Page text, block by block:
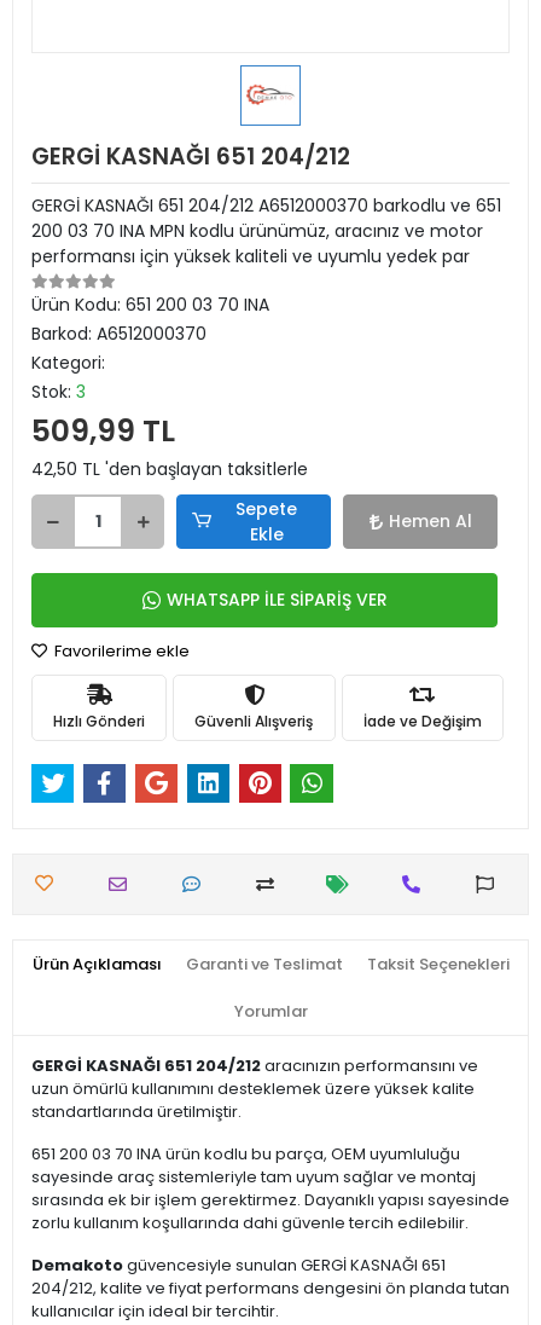
GERGİ KASNAĞI 651 204/212
GERGİ KASNAĞI 651 204/212 A6512000370 barkodlu ve 651
200 03 70 INA MPN kodlu ürünümüz, aracınız ve motor
performansı için yüksek kaliteli ve uyumlu yedek par
Ürün Kodu: 651 200 03 70 INA
Barkod: A6512000370
Kategori:
Stok: 3
509,99 TL
42,50 TL 'den başlayan taksitlerle
Sepete
Ekle
Hemen Al
WHATSAPP İLE SİPARİŞ VER
Favorilerime ekle
Hızlı Gönderi Güvenli Alışveriş İade ve Değişim
Ürün Açıklaması Garanti ve Teslimat Taksit Seçenekleri
Yorumlar
GERGİ KASNAĞI 651 204/212aracınızın performansını ve
uzun ömürlü kullanımını desteklemek üzere yüksek kalite
standartlarında üretilmiştir.
651 200 03 70 INA ürün kodlu bu parça, OEM uyumluluğu
sayesinde araç sistemleriyle tam uyum sağlar ve montaj
sırasında ek bir işlem gerektirmez. Dayanıklı yapısı sayesinde
zorlu kullanım koşullarında dahi güvenle tercih edilebilir.
Demakotogüvencesiyle sunulan GERGİ KASNAĞI 651
204/212, kalite ve fiyat performans dengesini ön planda tutan
kullanıcılar için ideal bir tercihtir.